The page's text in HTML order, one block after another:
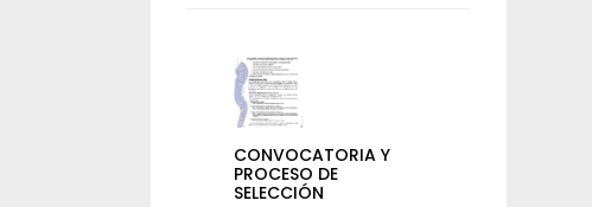
CONVOCATORIA Y
PROCESO DE
SELECCIÓN